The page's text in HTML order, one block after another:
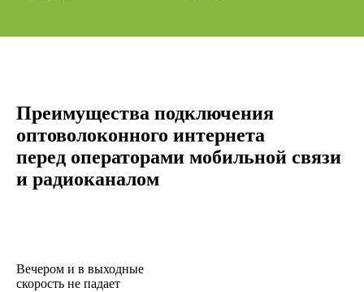
Преимущества подключения
оптоволоконного интернета
перед операторами мобильной связи
и радиоканалом
Вечером и в выходные
скорость не падает